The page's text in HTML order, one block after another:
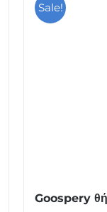
Sale!
Goospery